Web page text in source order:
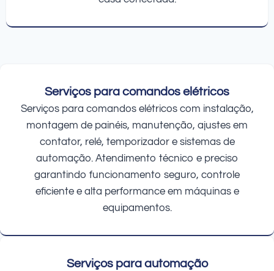
Serviços para comandos elétricos
Serviços para comandos elétricos com instalação,
montagem de painéis, manutenção, ajustes em
contator, relé, temporizador e sistemas de
automação. Atendimento técnico e preciso
garantindo funcionamento seguro, controle
eficiente e alta performance em máquinas e
equipamentos.
Serviços para automação